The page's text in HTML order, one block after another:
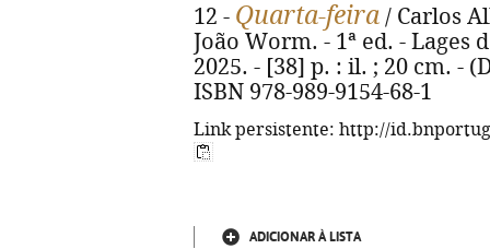
12 - Quarta-feira / Carlos
João Worm. - 1ª ed. - Lages
2025. - [38] p. : il. ; 20 cm. -
ISBN 978-989-9154-68-1
Link persistente: http://
ADICIONAR À LISTA